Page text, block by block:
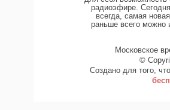
радиоэфире.
всегда, самая
раньше всего можно
Московское
©
Создано для того,